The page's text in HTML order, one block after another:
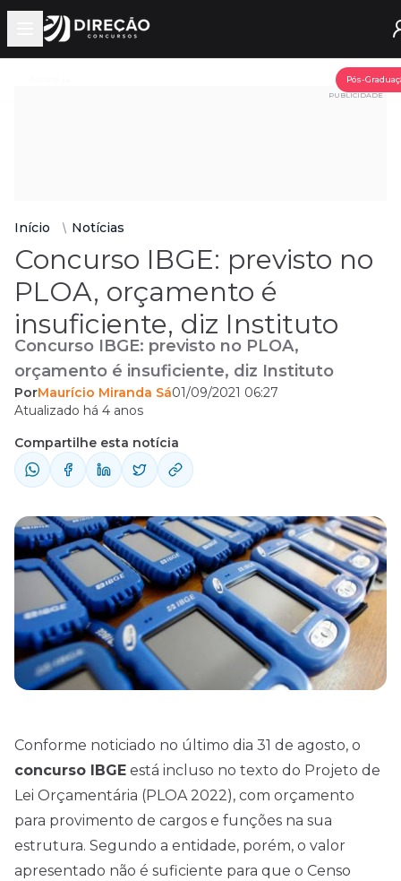
Open main menu
Pós-
PUBLICIDADE
Início Notícias
Concurso IBGE: previsto no
PLOA, orçamento é
insuficiente, diz Instituto
Concurso IBGE: previsto no PLOA,
orçamento é insuficiente, diz Instituto
PorMaurício Miranda Sá01/09/2021 06:27
Atualizado há 4 anos
Compartilhe esta notícia
Conforme noticiado no último dia 31 de agosto, o
concurso IBGE está incluso no texto do Projeto de
Lei Orçamentária (PLOA 2022), com orçamento
para provimento de cargos e funções na sua
estrutura. Segundo a entidade, porém, o valor
apresentado não é suficiente para que o Censo